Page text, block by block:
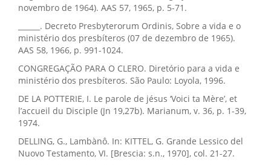
novembro de 1964). AAS 57, 1965, p. 5-71.
______. Decreto Presbyterorum Ordinis, Sobre a vida e o
ministério dos presbíteros (07 de dezembro de 1965).
AAS 58, 1966, p. 991-1024.
CONGREGAÇÃO PARA O CLERO. Diretório para a vida e
ministério dos presbíteros. São Paulo: Loyola, 1996.
DE LA POTTERIE, I. Le parole de jésus ‘Voici ta Mère’, et
l’accueil du Disciple (Jn 19,27b). Marianum, v. 36, p. 1-39,
1974.
DELLING, G., Lambànô. In: KITTEL, G. Grande Lessico del
Nuovo Testamento, VI. [Brescia: s.n., 1970], col. 21-27.